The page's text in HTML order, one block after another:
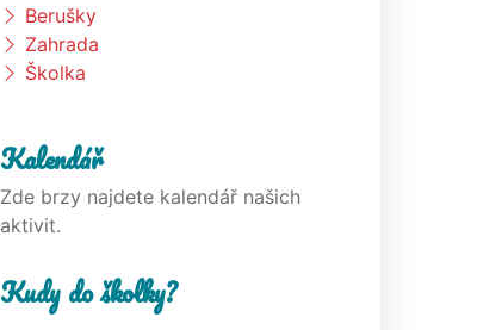
Berušky
Zahrada
Školka
Kalendář
Zde brzy najdete kalendář našich
aktivit.
Kudy do školky?